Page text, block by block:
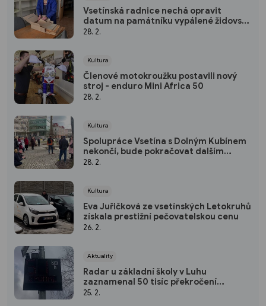
Vsetínská radnice nechá opravit
datum na památníku vypálené židovské
synagogy
28. 2.
Kultura
Členové motokroužku postavili nový
stroj - enduro Mini Africa 50
28. 2.
Kultura
Spolupráce Vsetína s Dolným Kubínem
nekončí, bude pokračovat dalším
projektem
28. 2.
Kultura
Eva Juřičková ze vsetínských Letokruhů
získala prestižní pečovatelskou cenu
26. 2.
Aktuality
Radar u základní školy v Luhu
zaznamenal 50 tisíc překročení
rychlosti
25. 2.